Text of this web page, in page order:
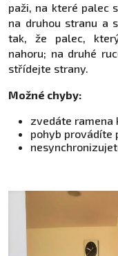
paži, na které palec
na druhou stranu a
tak, že palec,
nahoru; na druhé
střídejte strany.
Možné chyby:
zvedáte ramena
pohyb provádíte